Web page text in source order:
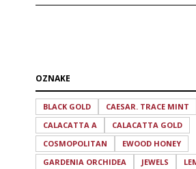
OZNAKE
BLACK GOLD
CAESAR. TRACE MINT
CALACATTA A
CALACATTA GOLD
COSMOPOLITAN
EWOOD HONEY
GARDENIA ORCHIDEA
JEWELS